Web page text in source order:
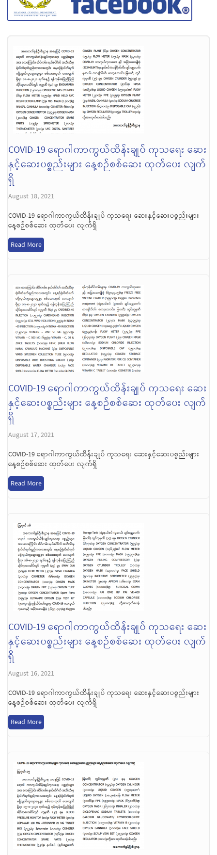
COVID-19 ရောဂါကာကွယ်ထိန်းချုပ် ကုသရေး ဆေး
နှင့်ဆေးပစ္စည်းများ နေ့စဉ်စစ်ဆေး ထုတ်ပေး လျက်
ရှိ
August 18, 2021
COVID-19 ရောဂါကာကွယ်ထိန်းချုပ် ကုသရေး ဆေးနှင့်ဆေးပစ္စည်းများ
နေ့စဉ်စစ်ဆေး ထုတ်ပေး လျက်ရှိ
Read More
COVID-19 ရောဂါကာကွယ်ထိန်းချုပ် ကုသရေး ဆေး
နှင့်ဆေးပစ္စည်းများ နေ့စဉ်စစ်ဆေး ထုတ်ပေး လျက်
ရှိ
August 17, 2021
COVID-19 ရောဂါကာကွယ်ထိန်းချုပ် ကုသရေး ဆေးနှင့်ဆေးပစ္စည်းများ
နေ့စဉ်စစ်ဆေး ထုတ်ပေး လျက်ရှိ
Read More
COVID-19 ရောဂါကာကွယ်ထိန်းချုပ် ကုသရေး ဆေး
နှင့်ဆေးပစ္စည်းများ နေ့စဉ်စစ်ဆေး ထုတ်ပေး လျက်
ရှိ
August 16, 2021
COVID-19 ရောဂါကာကွယ်ထိန်းချုပ် ကုသရေး ဆေးနှင့်ဆေးပစ္စည်းများ
နေ့စဉ်စစ်ဆေး ထုတ်ပေး လျက်ရှိ
Read More